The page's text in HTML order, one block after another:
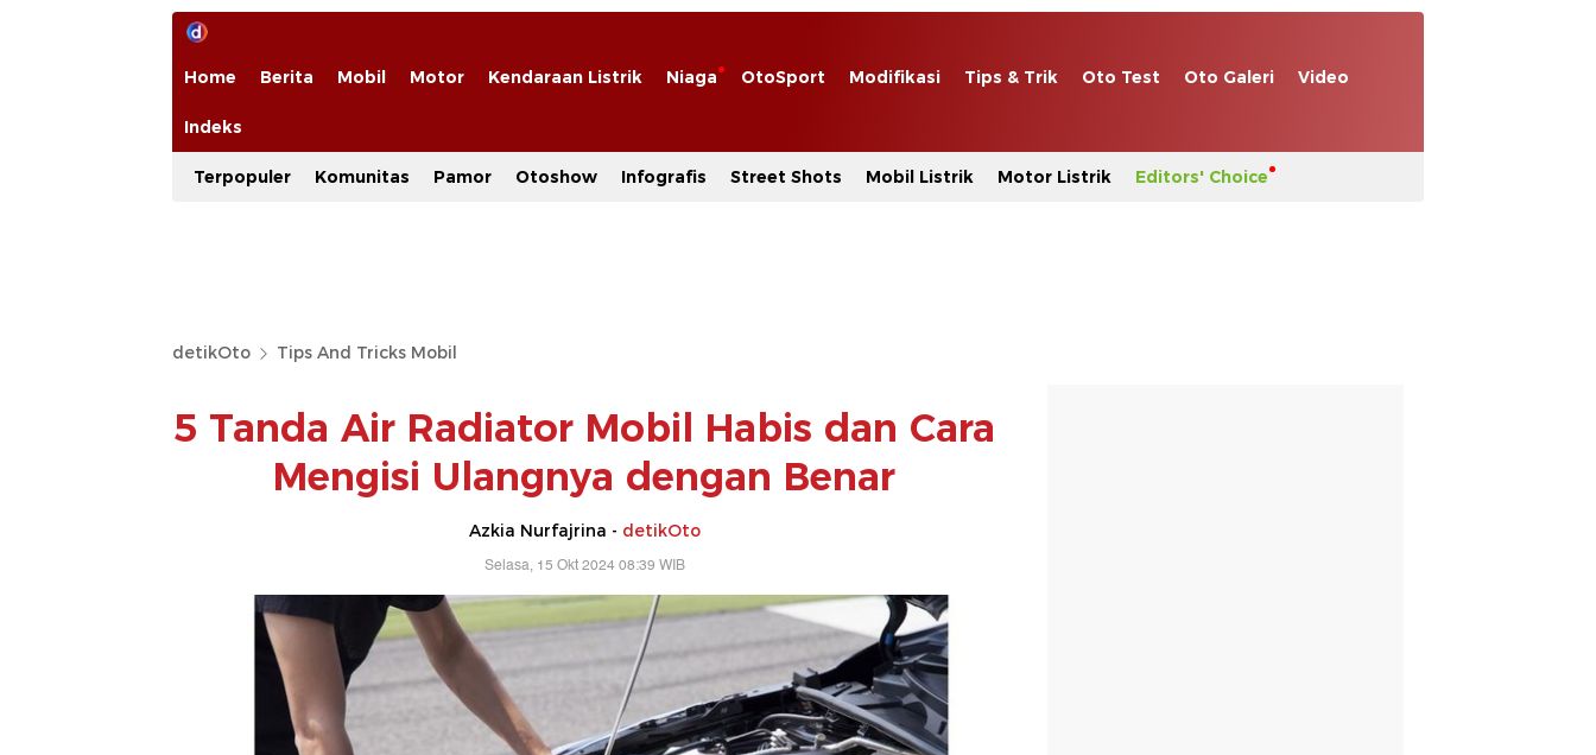
Home Berita Mobil Motor Kendaraan Listrik Niaga OtoSport Modifikasi Tips & Trik Oto Test Oto Galeri Video
Indeks
Terpopuler Komunitas Pamor Otoshow Infografis Street Shots Mobil Listrik Motor Listrik Editors' Choice
detikOto Tips And Tricks Mobil
5 Tanda Air Radiator Mobil Habis dan Cara
Mengisi Ulangnya dengan Benar
Azkia Nurfajrina - detikOto
Selasa, 15 Okt 2024 08:39 WIB